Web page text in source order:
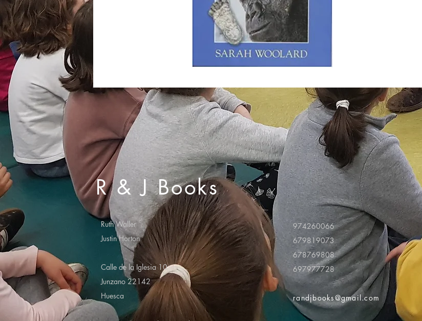
R & J Books
Ruth Waller
Justin Horton
Calle de la Iglesia 10
Junzano 22142
Huesca
974260066
679819073
678769808
697977728
randjbooks@gmail.com